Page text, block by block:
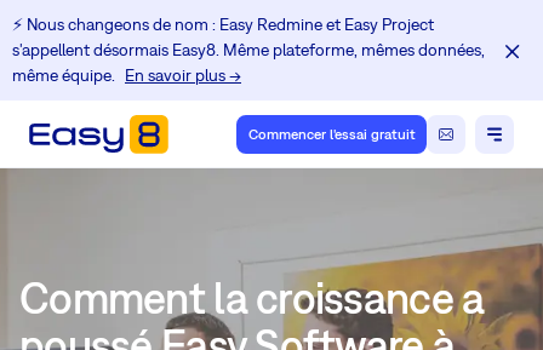
⚡️ Nous changeons de nom : Easy Redmine et Easy Project
s'appellent désormais Easy8. Même plateforme, mêmes données,
même équipe.
En savoir plus →
Commencer l'essai gratuit
Comment la croissance a